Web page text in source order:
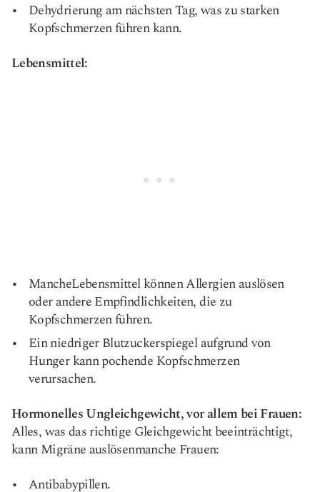
Dehydrierung am nächsten Tag, was zu starken
Kopfschmerzen führen kann.
Lebensmittel:
MancheLebensmittel können Allergien auslösen
oder andere Empfindlichkeiten, die zu
Kopfschmerzen führen.
Ein niedriger Blutzuckerspiegel aufgrund von
Hunger kann pochende Kopfschmerzen
verursachen.
Hormonelles Ungleichgewicht, vor allem bei Frauen:
Alles, was das richtige Gleichgewicht beeinträchtigt,
kann Migräne auslösenmanche Frauen:
Antibabypillen.